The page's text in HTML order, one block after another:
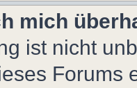
mich
ist nicht
Forums